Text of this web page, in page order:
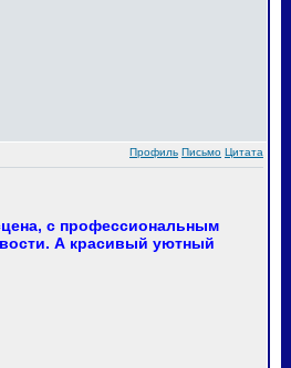
Профиль Письмо Цитата
с профессиональным
А красивый уютный